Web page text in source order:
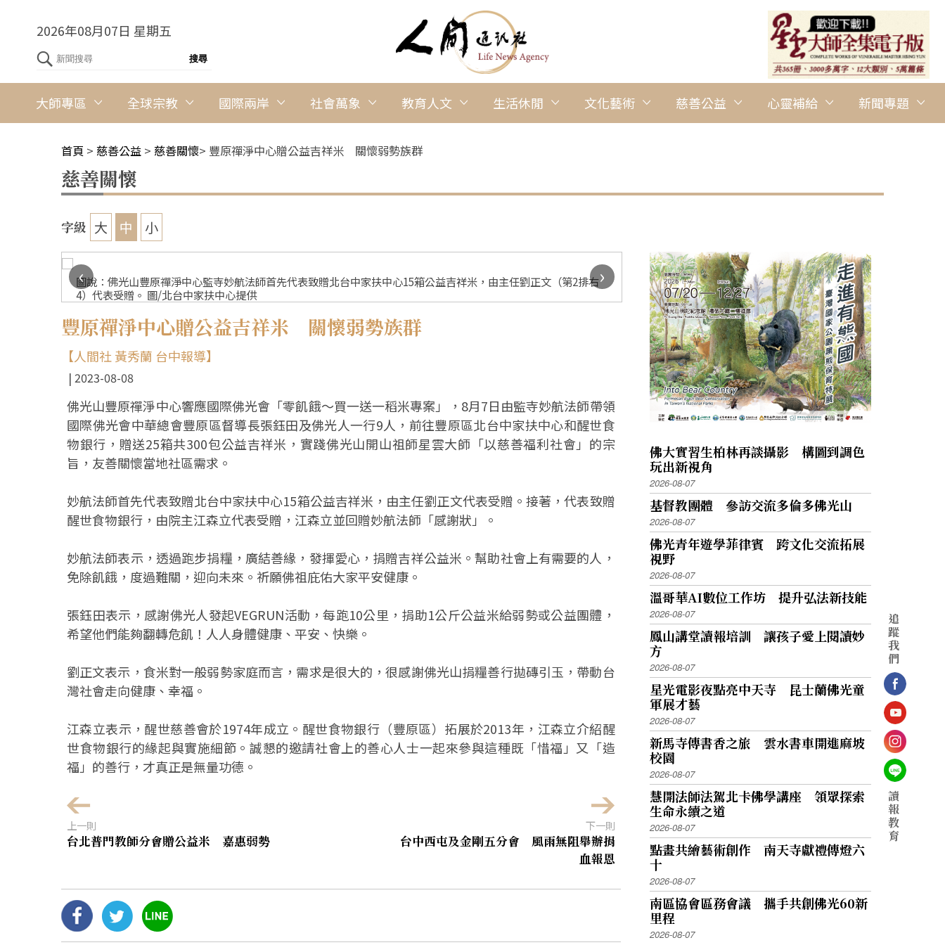
2026年08月07日 星期五
大師專區 全球宗教 國際兩岸 社會萬象 教育人文 生活休閒 文化藝術 慈善公益 心靈補給 新聞專題
首頁 > 慈善公益 > 慈善關懷> 豐原禪淨中心贈公益吉祥米 關懷弱勢族群
慈善關懷
字級 大 中 小
圖說：佛光山豐原禪淨中心監寺妙航法師首先代表致贈北台中家扶中心15箱公益吉祥米，由主任劉正文（第2排右
4）代表受贈。 圖/北台中家扶中心提供
圖說：佛光山豐原禪淨中心監寺妙航法師代表致贈醒世食物銀行
者黃秀蘭攝
‹
›
豐原禪淨中心贈公益吉祥米 關懷弱勢族群
【人間社 黃秀蘭 台中報導】
2023-08-08
佛光山豐原禪淨中心響應國際佛光會「零飢餓～買一送一稻米專案」，8月7日由監寺妙航法師帶領
國際佛光會中華總會豐原區督導長張鈺田及佛光人一行9人，前往豐原區北台中家扶中心和醒世食
物銀行，贈送25箱共300包公益吉祥米，實踐佛光山開山祖師星雲大師「以慈善福利社會」的宗
旨，友善關懷當地社區需求。
妙航法師首先代表致贈北台中家扶中心15箱公益吉祥米，由主任劉正文代表受贈。接著，代表致贈
醒世食物銀行，由院主江森立代表受贈，江森立並回贈妙航法師「感謝狀」。
妙航法師表示，透過跑步捐糧，廣結善緣，發揮愛心，捐贈吉祥公益米。幫助社會上有需要的人，
免除飢餓，度過難關，迎向未來。祈願佛祖庇佑大家平安健康。
張鈺田表示，感謝佛光人發起VEGRUN活動，每跑10公里，捐助1公斤公益米給弱勢或公益團體，
希望他們能夠翻轉危飢！人人身體健康、平安、快樂。
劉正文表示，食米對一般弱勢家庭而言，需求是很大的，很感謝佛光山捐糧善行拋磚引玉，帶動台
灣社會走向健康、幸福。
江森立表示，醒世慈善會於1974年成立。醒世食物銀行（豐原區）拓展於2013年，江森立介紹醒
世食物銀行的緣起與實施細節。誠懇的邀請社會上的善心人士一起來參與這種既「惜福」又「造
福」的善行，才真正是無量功德。
上一則
台北普門教師分會贈公益米 嘉惠弱勢
下一則
台中西屯及金剛五分會 風雨無阻舉辦捐
血報恩
佛大實習生柏林再談攝影 構圖到調色
玩出新視角
2026-08-07
基督教團體 參訪交流多倫多佛光山
2026-08-07
佛光青年遊學菲律賓 跨文化交流拓展
視野
2026-08-07
溫哥華AI數位工作坊 提升弘法新技能
2026-08-07
鳳山講堂讀報培訓 讓孩子愛上閱讀妙
方
2026-08-07
星光電影夜點亮中天寺 昆士蘭佛光童
軍展才藝
2026-08-07
新馬寺傳書香之旅 雲水書車開進麻坡
校園
2026-08-07
慧開法師法駕北卡佛學講座 領眾探索
生命永續之道
2026-08-07
點畫共繪藝術創作 南天寺獻禮傳燈六
十
2026-08-07
南區協會區務會議 攜手共創佛光60新
里程
2026-08-07
追
蹤
我
們
讀
報
教
育